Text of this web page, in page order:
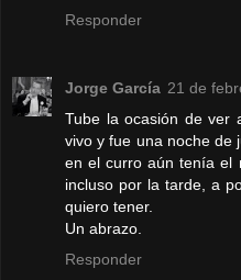
Responder
Jorge García 21 de
Tube la ocasión de ver
vivo y fue una noche de
en el curro aún tenía el
incluso por la tarde, a
quiero tener.
Un abrazo.
Responder